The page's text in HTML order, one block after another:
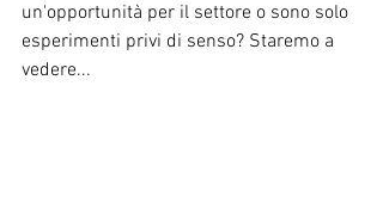
un'opportunità per il settore o sono solo
esperimenti privi di senso? Staremo a
vedere...